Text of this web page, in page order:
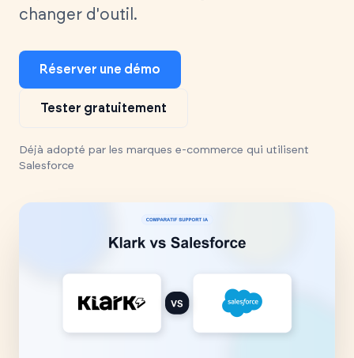
changer d'outil.
Réserver une démo
Tester gratuitement
Déjà adopté par les marques e-commerce qui utilisent
Salesforce